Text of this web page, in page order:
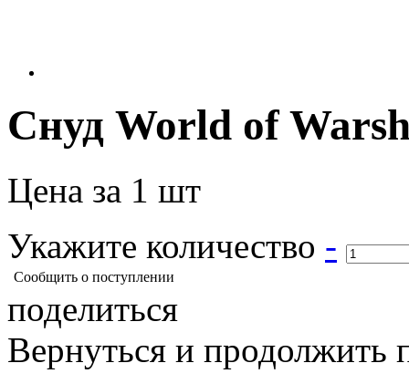
Снуд World of
Цена за 1 шт
Укажите количество -
Сообщить о поступлении
поделиться
Вернуться и продолжить